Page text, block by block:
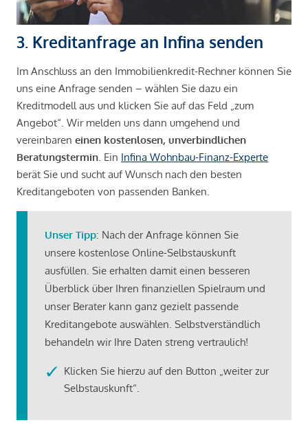
3. Kreditanfrage an Infina senden
Im Anschluss an den Immobilienkredit-Rechner können Sie
uns eine Anfrage senden – wählen Sie dazu ein
Kreditmodell aus und klicken Sie auf das Feld „zum
Angebot“. Wir melden uns dann umgehend und
vereinbaren einen kostenlosen, unverbindlichen
Beratungstermin . Ein Infina Wohnbau-Finanz-Experte
berät Sie und sucht auf Wunsch nach den besten
Kreditangeboten von passenden Banken.
Unser Tipp: Nach der Anfrage können Sie
unsere kostenlose Online-Selbstauskunft
ausfüllen. Sie erhalten damit einen besseren
Überblick über Ihren finanziellen Spielraum und
unser Berater kann ganz gezielt passende
Kreditangebote auswählen. Selbstverständlich
behandeln wir Ihre Daten streng vertraulich!
Klicken Sie hierzu auf den Button „weiter zur
Selbstauskunft“.